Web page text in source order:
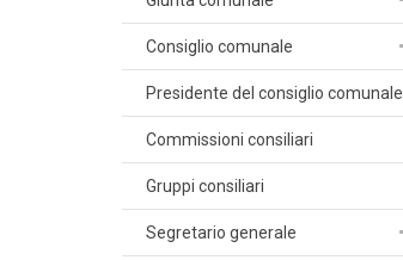
Consiglio comunale
Presidente del consiglio comunale
Commissioni consiliari
Gruppi consiliari
Segretario generale